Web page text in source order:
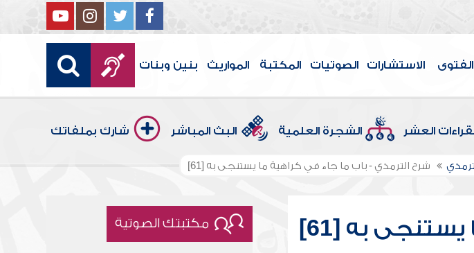
الفتوى الاستشارات الصوتيات المكتبة المواريث بنين وبنات
العشر الشجرة العلمية البث المباشر شارك بملفاتك
شرح الترمذي - باب ما جاء في كراهية ما يستنجى به [61]
به [61] مكتبتك الصوتية